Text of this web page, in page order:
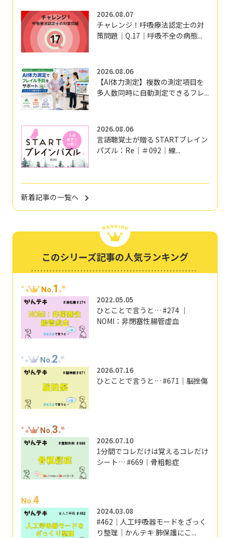
2026.08.07
チャレンジ！呼吸療法認定士の対
策問題｜Q.17｜呼吸不全の病態...
2026.08.06
【AI体力測定】複数の測定項目を
多人数同時に自動測定できるフレ...
2026.08.06
言語聴覚士が贈る STARTブレイン
パズル：Re｜＃092｜線...
新着記事の一覧へ
このシリーズ記事の人気ランキング
No.1
2022.05.05
ひとことで言うと… #274 ｜
NOMI：非閉塞性腸管虚血
No.2
2026.07.16
ひとことで言うと… #671｜脳挫傷
No.3
2026.07.10
1分間でコレだけは覚えるコレだけ
シート… #669｜骨粗鬆症
No.4
2024.03.08
#462｜人工呼吸器モードをざっく
り整理｜かんテキ 肺保護にこ...